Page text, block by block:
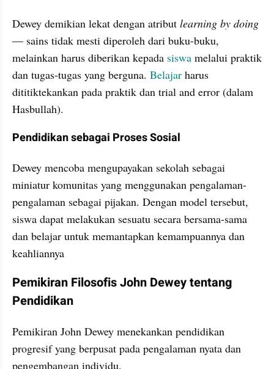
Dewey demikian lekat dengan atribut learning by doing
— sains tidak mesti diperoleh dari buku-buku,
melainkan harus diberikan kepada siswa melalui praktik
dan tugas-tugas yang berguna. Belajar harus
dititiktekankan pada praktik dan trial and error (dalam
Hasbullah).
Pendidikan sebagai Proses Sosial
Dewey mencoba mengupayakan sekolah sebagai
miniatur komunitas yang menggunakan pengalaman-
pengalaman sebagai pijakan. Dengan model tersebut,
siswa dapat melakukan sesuatu secara bersama-sama
dan belajar untuk memantapkan kemampuannya dan
keahliannya
Pemikiran Filosofis John Dewey tentang
Pendidikan
Pemikiran John Dewey menekankan pendidikan
progresif yang berpusat pada pengalaman nyata dan
pengembangan individu.